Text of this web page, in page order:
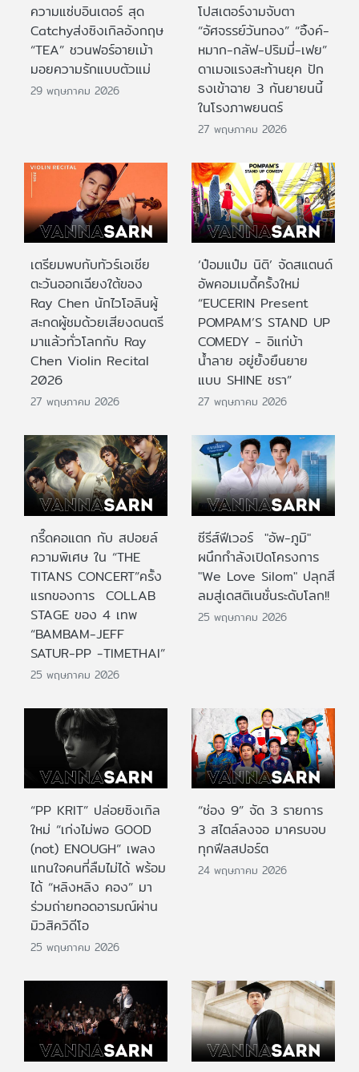
ความแซ่บอินเตอร์ สุด
Catchyส่งซิงเกิลอังกฤษ
“TEA” ชวนฟอร์อายเม้า
มอยความรักแบบตัวแม่
29 พฤษภาคม 2026
โปสเตอร์งามจับตา
“อัศจรรย์วันทอง” “อิ้งค์-
หมาก-กลัฟ-ปริมมี่-เฟย”
ดาเมจแรงสะท้านยุค ปัก
ธงเข้าฉาย 3 กันยายนนี้
ในโรงภาพยนตร์
27 พฤษภาคม 2026
เตรียมพบกับทัวร์เอเชีย
ตะวันออกเฉียงใต้ของ
Ray Chen นักไวโอลินผู้
สะกดผู้ชมด้วยเสียงดนตรี
มาแล้วทั่วโลกกับ Ray
Chen Violin Recital
2026
27 พฤษภาคม 2026
‘ป๋อมแป๋ม นิติ’ จัดสแตนด์
อัพคอมเมดี้ครั้งใหม่
“EUCERIN Present
POMPAM’S STAND UP
COMEDY - อิแก่บ้า
น้ำลาย อยู่ยั้งยืนยาย
แบบ SHINE ชรา”
27 พฤษภาคม 2026
กรี๊ดคอแตก กับ สปอยล์
ความพิเศษ ใน “THE
TITANS CONCERT”ครั้ง
แรกของการ COLLAB
STAGE ของ 4 เทพ
“BAMBAM-JEFF
SATUR-PP -TIMETHAI”
25 พฤษภาคม 2026
ซีรีส์ฟีเวอร์ "อัพ-ภูมิ"
ผนึกกำลังเปิดโครงการ
"We Love Silom" ปลุกสี
ลมสู่เดสติเนชั่นระดับโลก!!
25 พฤษภาคม 2026
“PP KRIT” ปล่อยซิงเกิล
ใหม่ “เก่งไม่พอ GOOD
(not) ENOUGH” เพลง
แทนใจคนที่ลืมไม่ได้ พร้อม
ได้ “หลิงหลิง คอง” มา
ร่วมถ่ายทอดอารมณ์ผ่าน
มิวสิควิดีโอ
25 พฤษภาคม 2026
“ช่อง 9” จัด 3 รายการ
3 สไตล์ลงจอ มาครบจบ
ทุกฟีลสปอร์ต
24 พฤษภาคม 2026